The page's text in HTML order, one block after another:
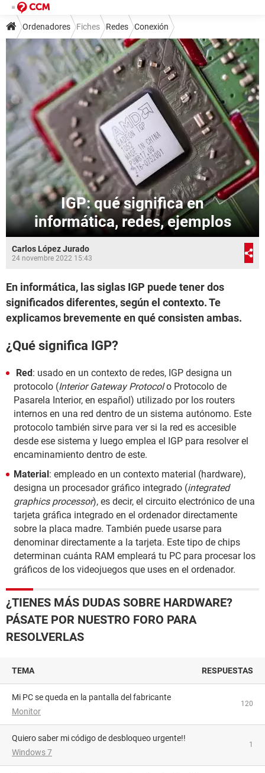
Ordenadores Fiches Redes Conexión
IGP: qué significa en
informática, redes, ejemplos
Carlos López Jurado
24 novembre 2022 15:43
En informática, las siglas IGP puede tener dos
significados diferentes, según el contexto. Te
explicamos brevemente en qué consisten ambas.
¿Qué significa IGP?
Red: usado en un contexto de redes, IGP designa un
protocolo (Interior Gateway Protocolo Protocolo de
Pasarela Interior, en español) utilizado por los routers
internos en una red dentro de un sistema autónomo. Este
protocolo también sirve para ver si la red es accesible
desde ese sistema y luego emplea el IGP para resolver el
encaminamiento dentro de este.
Material: empleado en un contexto material (hardware),
designa un procesador gráfico integrado (integrated
graphics processor), es decir, el circuito electrónico de una
tarjeta gráfica integrado en el ordenador directamente
sobre la placa madre. También puede usarse para
denominar directamente a la tarjeta. Este tipo de chips
determinan cuánta RAM empleará tu PC para procesar los
gráficos de los videojuegos que uses en el ordenador.
¿TIENES MÁS DUDAS SOBRE HARDWARE?
PÁSATE POR NUESTRO FORO PARA
RESOLVERLAS
TEMA RESPUESTAS
Mi PC se queda en la pantalla del fabricante
Monitor
120
Quiero saber mi código de desbloqueo urgente!!
Windows 7
1